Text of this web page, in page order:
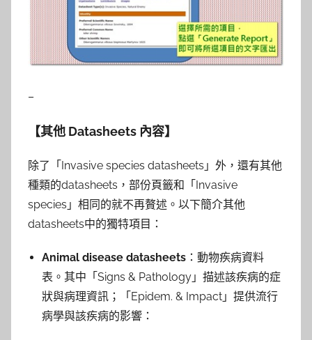
–
【其他 Datasheets 內容】
除了「Invasive species datasheets」外，還有其他
種類的datasheets，部份頁籤和「Invasive
species」相同的就不再贅述。以下簡介其他
datasheets中的獨特項目：
Animal disease datasheets ：動物疾病資料
表。其中「Signs & Pathology」描述該疾病的症
狀與病理資訊；「Epidem. & Impact」提供流行
病學與該疾病的影響：